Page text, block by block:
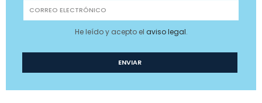
He leído y acepto el aviso legal.